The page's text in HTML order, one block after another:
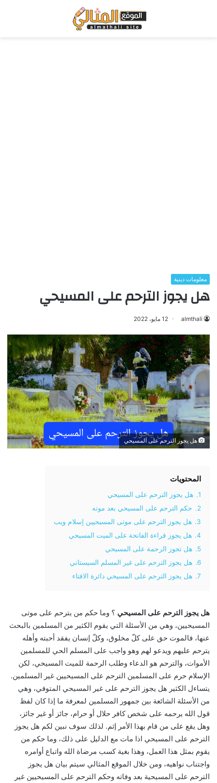
معلومات دينية
هل يجوز الترحم على المسيحي
almthali 12 مايو، 2022
هل يجوز الترحم على المسيحي
المحتويات
1.
هل يجوز الترحم على المسيحي
2.
حكم الترحم على المسيحي بعد موته
3.
هل يجوز الترحم على موتى المسيحيين إسلام ويب
4.
هل يجوز قراءة الفاتحة على الميت المسيحي
5.
هل تجوز الرحمة على المسيحي
6.
هل يجوز الترحم على غير المسلم السيستاني
7.
هل يجوز الترحم على المسيحي دائرة الافتاء
هل يجوز الترحم على المسيحي ؟ وما حكم من يترحم على موتى
المسيحيين، وهي من الأسئلة التي يقوم الكثير من المسلمين بالبحث
عنها، فالموت حق على كلّ مخلوق، وكلّ إنسان يفقد أحبته وأهله
يترحم عليهم ويدعو لهم وهو واجب على المسلم الحي للمسلمين
الأموات، والترحم هو الدعاء وطلب الرحمة للميت المسيحي، لكن
الإسلام حرم على المسلمين الترحم على المسيحيين غير المسلمين.
يتساءل الكثير هل يجوز الترحم على غير المسيحي المتوفي، وهي
من الأسئلة الشائعة بين جمهور المسلمين لمعرفة ما إذا كان لفظ
قول الله يرحمه على شخص كافر حلال أو حرام، جائز أو غير جائز،
وهل يقع على من قام بهذا الأمر إثم. لذلك سوف نبين لكم هل يجوز
الترحم على المسيحي اذا مات مع الدليل على ذلك، وما حكم من
يقوم بمثل هذا العمل، وهذا بغية كسب مرضاة الله واتباع أوامره
واجتناب نواهيه، ومن خلال الموقع المثالي سيتم بيان هل يجوز
الترحم على المسيحية بعد وفاته وحكم الترحم على المسيحيين غير